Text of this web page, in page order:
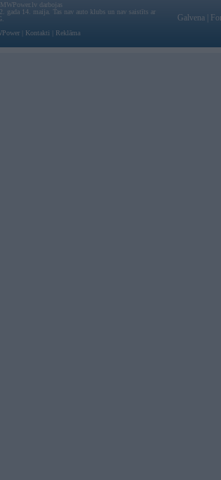
darbojas
gada 14. maija. Tas nav auto klubs un nav saistīts ar
Kontakti Reklāma
Galvena